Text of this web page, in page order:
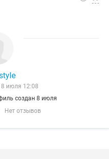
июля 12:08
создан 8 июля
Нет отзывов